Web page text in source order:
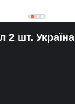
2 шт. Україна